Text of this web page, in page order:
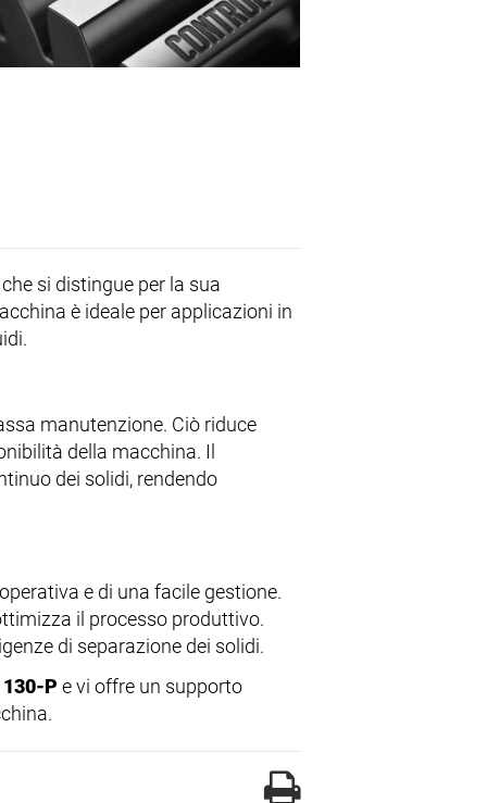
si distingue per la sua
è ideale per applicazioni in
manutenzione. Ciò riduce
della macchina. Il
dei solidi, rendendo
e di una facile gestione.
il processo produttivo.
di separazione dei solidi.
P e vi offre un supporto